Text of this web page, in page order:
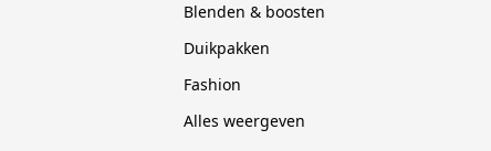
Blenden & boosten
Duikpakken
Fashion
Alles weergeven